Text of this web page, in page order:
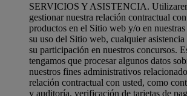
SERVICIOS Y ASISTENCIA.
gestionar nuestra relación contractual
productos en el Sitio web y/o en
su uso del Sitio web, cualquier
su participación en nuestros concursos.
tengamos que procesar algunos datos
nuestros fines administrativos
relación contractual con usted, como
y auditoría, verificación de tarjetas de